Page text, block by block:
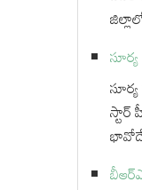
స్టార్